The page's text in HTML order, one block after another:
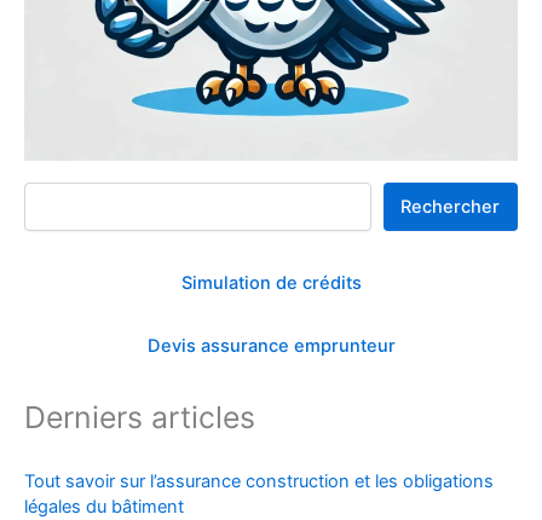
Rechercher
Rechercher
Simulation de crédits
Devis assurance emprunteur
Derniers articles
Tout savoir sur l’assurance construction et les obligations
légales du bâtiment